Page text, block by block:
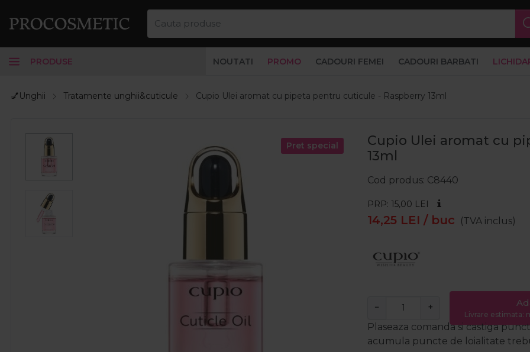
PRODUSE NOUTATI PROMO CADOURI FEMEI CADOURI BARBATI
💅Unghii Tratamente unghii&cuticule Cupio Ulei aromat cu pipeta pentru cuticule - Raspberry 13ml
Pret special
Cupio Ulei aromat cu
13ml
Cod produs C8440
PRP: 15,00 LEI
14,25 LEI / buc (TVA inclus)
− +
Livrare estimata:
Plaseaza comanda si castiga
acumula puncte de loialitate